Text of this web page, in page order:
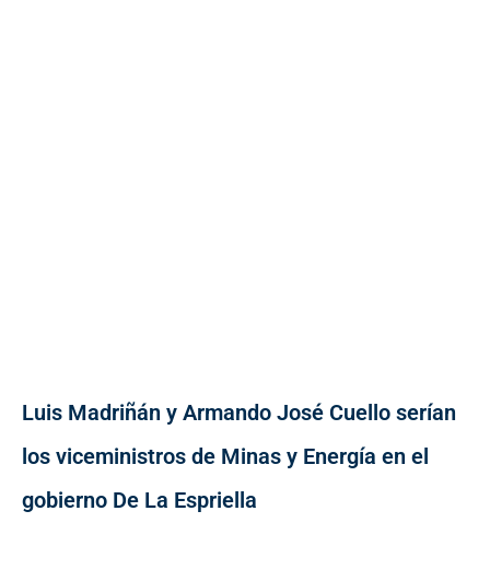
Luis Madriñán y Armando José Cuello serían
los viceministros de Minas y Energía en el
gobierno De La Espriella